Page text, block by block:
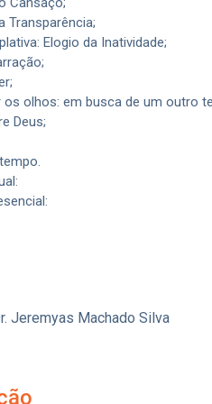
Transparência;
Elogio da Inatividade;
os olhos: em busca de um outro
Deus;
Jeremyas Machado Silva